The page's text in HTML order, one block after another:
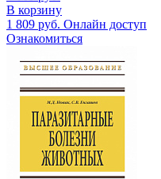
В корзину
1 809 руб. Онлайн доступ
Ознакомиться